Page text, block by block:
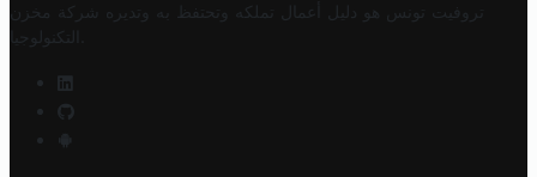
تروفيت تونس هو دليل أعمال تملكه وتحتفظ به وتديره
شركة مخزن
التكنولوجيا